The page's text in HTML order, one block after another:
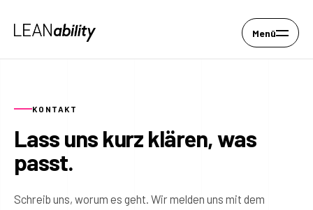
Menü
KONTAKT
Lass uns kurz klären, was
passt.
Schreib uns, worum es geht. Wir melden uns mit dem